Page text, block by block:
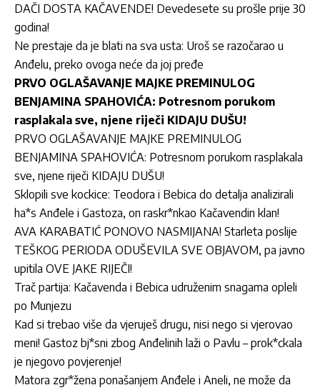
DAČI DOSTA KAČAVENDE! Devedesete su prošle prije 30
godina!
Ne prestaje da je blati na sva usta: Uroš se razočarao u
Anđelu, preko ovoga neće da joj pređe
PRVO OGLAŠAVANJE MAJKE PREMINULOG
BENJAMINA SPAHOVIĆA: Potresnom porukom
rasplakala sve, njene riječi KIDAJU DUŠU!
PRVO OGLAŠAVANJE MAJKE PREMINULOG
BENJAMINA SPAHOVIĆA: Potresnom porukom rasplakala
sve, njene riječi KIDAJU DUŠU!
Sklopili sve kockice: Teodora i Bebica do detalja analizirali
ha*s Anđele i Gastoza, on raskr*nkao Kačavendin klan!
AVA KARABATIĆ PONOVO NASMIJANA! Starleta poslije
TEŠKOG PERIODA ODUŠEVILA SVE OBJAVOM, pa javno
upitila OVE JAKE RIJEČI!
Trač partija: Kačavenda i Bebica udruženim snagama opleli
po Munjezu
Kad si trebao više da vjeruješ drugu, nisi nego si vjerovao
meni! Gastoz bj*sni zbog Anđelinih laži o Pavlu – prok*ckala
je njegovo povjerenje!
Matora zgr*žena ponašanjem Anđele i Aneli, ne može da